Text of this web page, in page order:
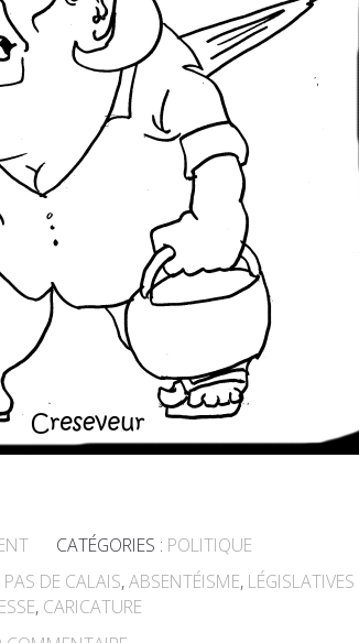
CATÉGORIES : POLITIQUE
PAS DE CALAIS,ABSENTÉISME,
, CARICATURE